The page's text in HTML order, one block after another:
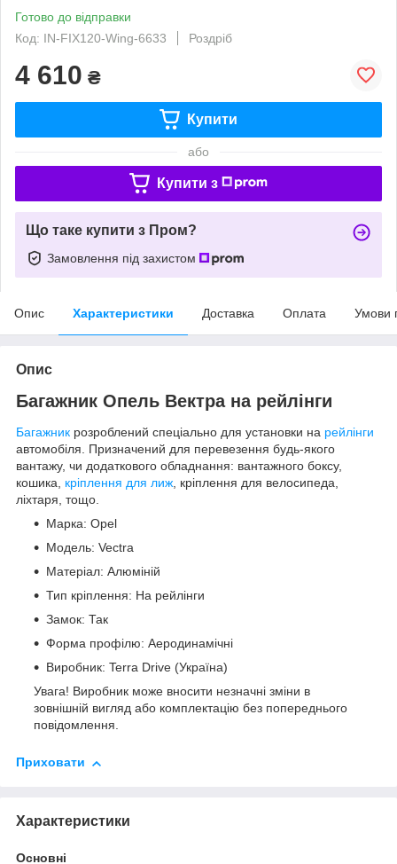
Готово до відправки
Код: IN-FIX120-Wing-6633
Роздріб
4 610 ₴
Купити
або
Купити з
Що таке купити з Пром?
Замовлення під захистом
Опис Характеристики Доставка Оплата Умови
Опис
Багажник Опель Вектра на рейлінги
Багажник розроблений спеціально для установки на рейлінги
автомобіля. Призначений для перевезення будь-якого
вантажу, чи додаткового обладнання: вантажного боксу,
кошика, кріплення для лиж, кріплення для велосипеда,
ліхтаря, тощо.
Марка: Opel
Модель: Vectra
Матеріал: Алюміній
Тип кріплення: На рейлінги
Замок: Так
Форма профілю: Аеродинамічні
Виробник: Terra Drive (Україна)
Увага! Виробник може вносити незначні зміни в
зовнішній вигляд або комплектацію без попереднього
повідомлення.
Приховати
Характеристики
Основні